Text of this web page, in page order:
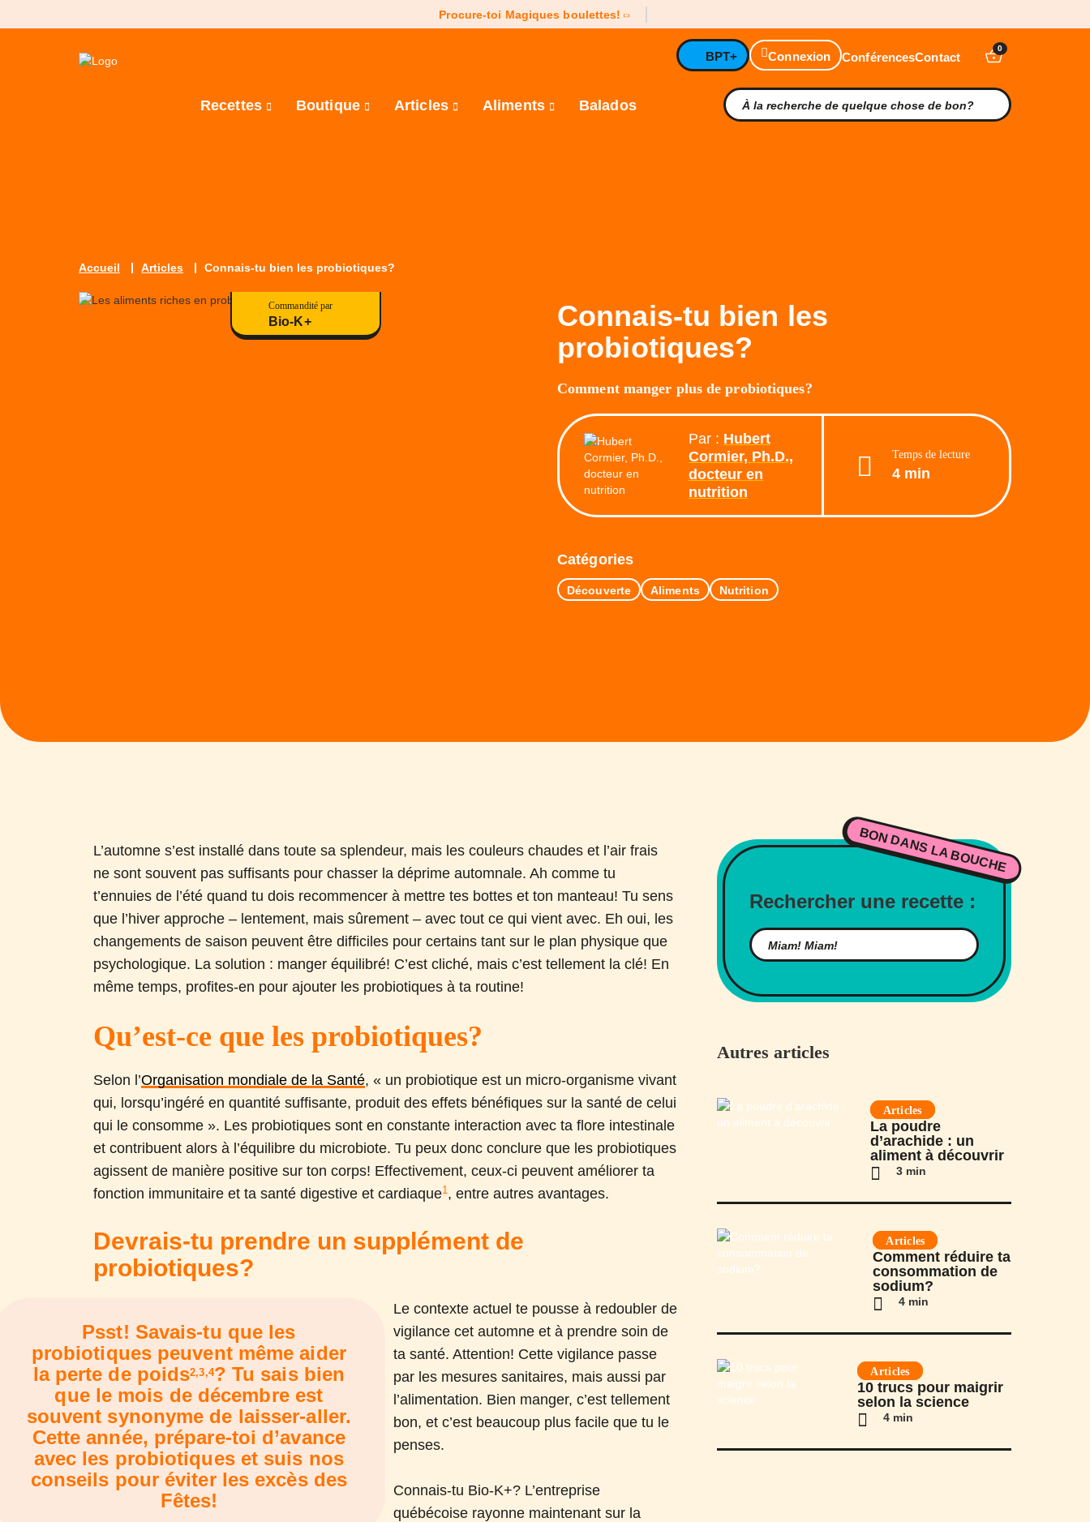
Procure-toi Magiques boulettes!
BPT+ Connexion ConférencesContact
0
Recettes Boutique Articles Aliments Balados
Accueil Articles Connais-tu bien les probiotiques?
Commandité par
Bio-K+
Connais-tu bien les
probiotiques?
Comment manger plus de probiotiques?
Par : Hubert
Cormier, Ph.D.,
docteur en
nutrition
Temps de lecture
4 min
Catégories
Découverte Aliments Nutrition
L’automne s’est installé dans toute sa splendeur, mais les couleurs chaudes et l’air frais
ne sont souvent pas suffisants pour chasser la déprime automnale. Ah comme tu
t’ennuies de l’été quand tu dois recommencer à mettre tes bottes et ton manteau! Tu sens
que l’hiver approche – lentement, mais sûrement – avec tout ce qui vient avec. Eh oui, les
changements de saison peuvent être difficiles pour certains tant sur le plan physique que
psychologique. La solution : manger équilibré! C’est cliché, mais c’est tellement la clé! En
même temps, profites-en pour ajouter les probiotiques à ta routine!
Qu’est-ce que les probiotiques?
Selon l’Organisation mondiale de la Santé, « un probiotique est un micro-organisme vivant
qui, lorsqu’ingéré en quantité suffisante, produit des effets bénéfiques sur la santé de celui
qui le consomme ». Les probiotiques sont en constante interaction avec ta flore intestinale
et contribuent alors à l’équilibre du microbiote. Tu peux donc conclure que les probiotiques
agissent de manière positive sur ton corps! Effectivement, ceux-ci peuvent améliorer ta
fonction immunitaire et ta santé digestive et cardiaque1 , entre autres avantages.
Devrais-tu prendre un supplément de
probiotiques?
Psst! Savais-tu que les
probiotiques peuvent même aider
la perte de poids2,3,4? Tu sais bien
que le mois de décembre est
souvent synonyme de laisser-aller.
Cette année, prépare-toi d’avance
avec les probiotiques et suis nos
conseils pour éviter les excès des
Fêtes!
Le contexte actuel te pousse à redoubler de
vigilance cet automne et à prendre soin de
ta santé. Attention! Cette vigilance passe
par les mesures sanitaires, mais aussi par
l’alimentation. Bien manger, c’est tellement
bon, et c’est beaucoup plus facile que tu le
penses.
Connais-tu Bio-K+? L’entreprise
québécoise rayonne maintenant sur la
BON DANS LA BOUCHE
Rechercher une recette :
Autres articles
Articles
La poudre
d’arachide : un
aliment à découvrir
3 min
Articles
Comment réduire ta
consommation de
sodium?
4 min
Articles
10 trucs pour maigrir
selon la science
4 min